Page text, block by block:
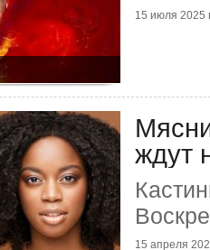
15 июля 2025
ждут
15 апреля